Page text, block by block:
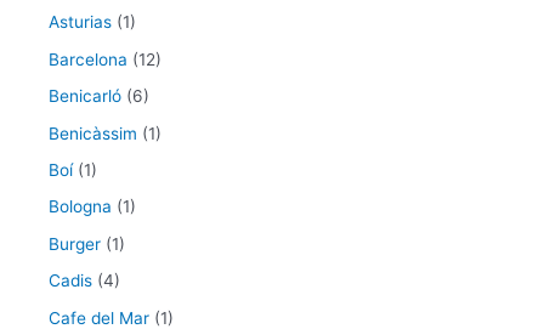
Asturias (1)
Barcelona (12)
Benicarló (6)
Benicàssim (1)
Boí(1)
Bologna (1)
Burger (1)
Cadis (4)
Cafe del Mar (1)